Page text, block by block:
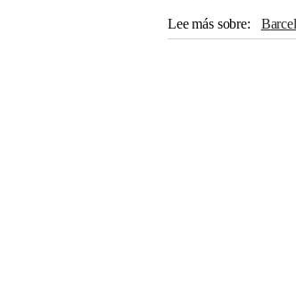
Lee más sobre
Europa